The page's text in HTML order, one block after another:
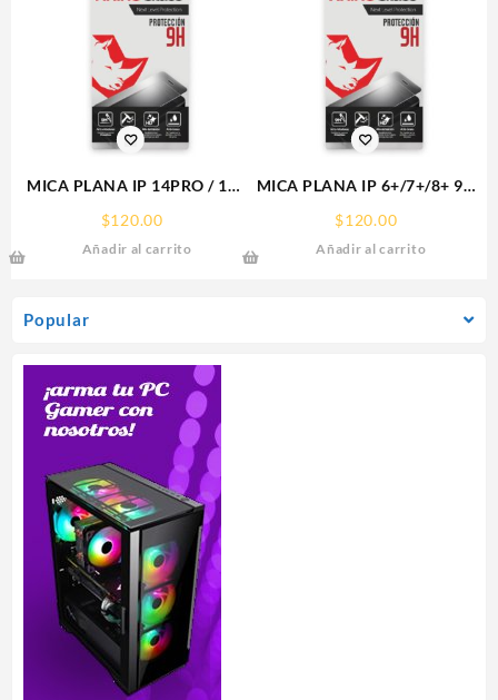
Popular
MICA PLANA IP 14PRO / 15
IPHONE 9H RHINOGLASS
$120.00
Añadir al carrito
MICA PLANA IP 6+/7+/8+ 9H
RHINOGLASS
$120.00
Añadir al carrito